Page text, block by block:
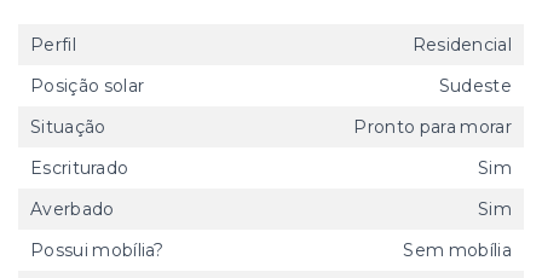
Perfil
Residencial
Posição solar
Sudeste
Situação
Pronto para morar
Escriturado
Sim
Averbado
Sim
Possui mobília?
Sem mobília